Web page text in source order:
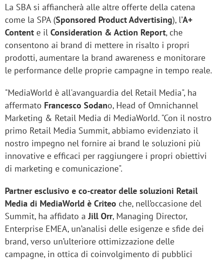
La SBA si affiancherà alle altre offerte della catena
come la SPA (Sponsored Product Advertising), l’A+
Content e il Consideration & Action Report, che
consentono ai brand di mettere in risalto i propri
prodotti, aumentare la brand awareness e monitorare
le performance delle proprie campagne in tempo reale.
"MediaWorld è all'avanguardia del Retail Media", ha
affermato Francesco Sodano, Head of Omnichannel
Marketing & Retail Media di MediaWorld. "Con il nostro
primo Retail Media Summit, abbiamo evidenziato il
nostro impegno nel fornire ai brand le soluzioni più
innovative e efficaci per raggiungere i propri obiettivi
di marketing e comunicazione".
Partner esclusivo e co-creator delle soluzioni Retail
Media di MediaWorld è Criteo che, nell’occasione del
Summit, ha affidato aJill Orr, Managing Director,
Enterprise EMEA, un’analisi delle esigenze e sfide dei
brand, verso un’ulteriore ottimizzazione delle
campagne, in ottica di coinvolgimento di pubblici